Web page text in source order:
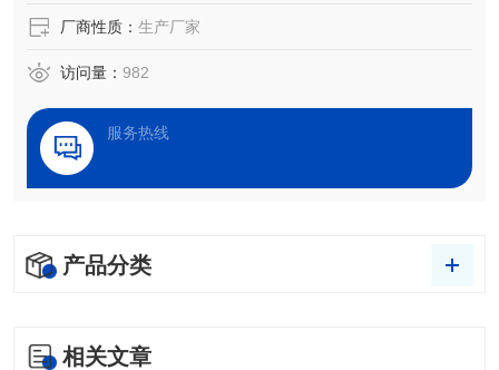
厂商性质： 生产厂家
访问量： 982
服务热线
产品分类
相关文章